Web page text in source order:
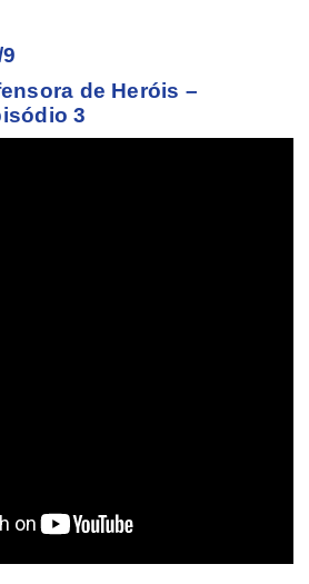
de Heróis –
3